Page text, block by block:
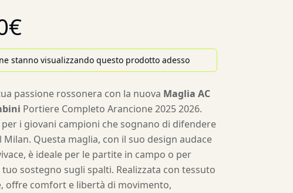
€
stanno visualizzando questo prodotto adesso
passione rossonera con la nuova Maglia AC
Portiere Completo Arancione 2025 2026.
i giovani campioni che sognano di difendere
Milan. Questa maglia, con il suo design audace
è ideale per le partite in campo o per
sostegno sugli spalti. Realizzata con tessuto
offre comfort e libertà di movimento,